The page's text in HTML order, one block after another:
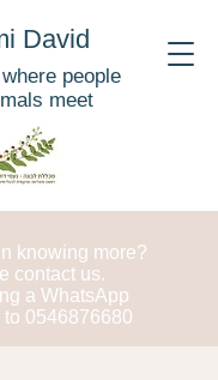
David
people
meet
knowing more?
contact us.
a WhatsApp
to 0546876680